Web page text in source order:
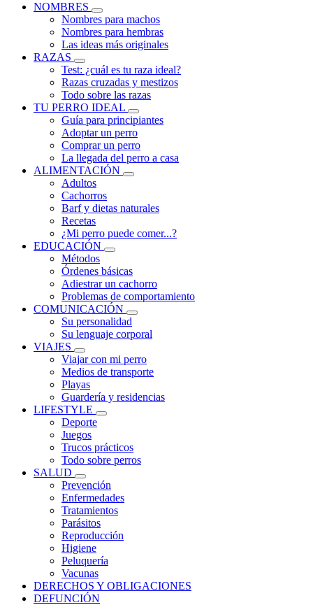
NOMBRES
Nombres para machos
Nombres para hembras
Las ideas más originales
RAZAS
Test: ¿cuál es tu raza ideal?
Razas cruzadas y mestizos
Todo sobre las razas
TU PERRO IDEAL
Guía para principiantes
Adoptar un perro
Comprar un perro
La llegada del perro a casa
ALIMENTACIÓN
Adultos
Cachorros
Barf y dietas naturales
Recetas
¿Mi perro puede comer...?
EDUCACIÓN
Métodos
Órdenes básicas
Adiestrar un cachorro
Problemas de comportamiento
COMUNICACIÓN
Su personalidad
Su lenguaje corporal
VIAJES
Viajar con mi perro
Medios de transporte
Playas
Guardería y residencias
LIFESTYLE
Deporte
Juegos
Trucos prácticos
Todo sobre perros
SALUD
Prevención
Enfermedades
Tratamientos
Parásitos
Reproducción
Higiene
Peluquería
Vacunas
DERECHOS Y OBLIGACIONES
DEFUNCIÓN